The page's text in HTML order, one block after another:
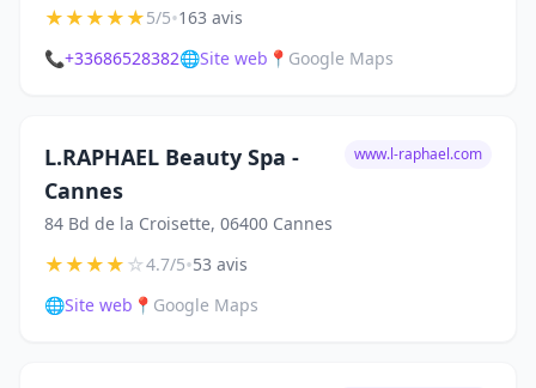
★★★★★5/5•163 avis
📞+33686528382🌐Site web 📍 Google Maps
L.RAPHAEL Beauty Spa -
Cannes
84 Bd de la Croisette, 06400 Cannes
www.l-raphael.com
★★★★☆4.7/5•53 avis
🌐Site web 📍 Google Maps